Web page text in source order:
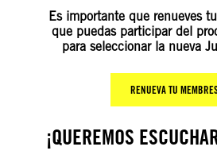
Es importante que renueves
que puedas participar del
para seleccionar la nueva
RENUEVA TU
¡QUEREMOS